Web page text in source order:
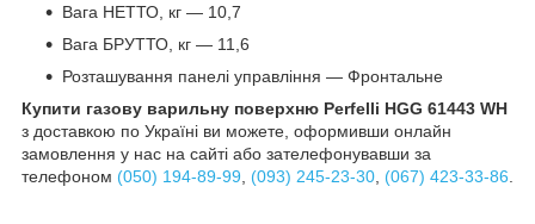
Вага НЕТТО, кг — 10,7
Вага БРУТТО, кг — 11,6
Розташування панелі управління — Фронтальне
Купити газову варильну поверхню Perfelli HGG 61443 WH
з доставкою по Україні ви можете, оформивши онлайн
замовлення у нас на сайті або зателефонувавши за
телефоном (050) 194-89-99 (093) 245-23-30 (067) 423-33-86